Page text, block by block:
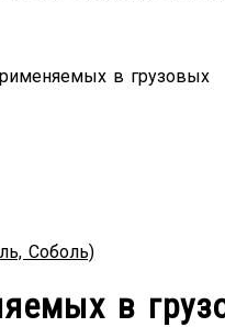
в грузовых
Соболь)
в